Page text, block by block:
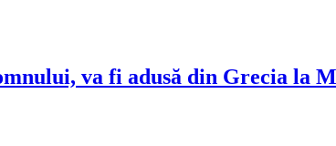
va fi adusă din Grecia la